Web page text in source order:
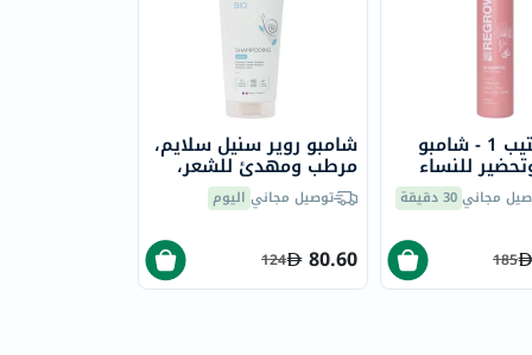
شامبو روير سنيل سلايم،
مرطب ومهدئ للشعر،
200 ملتوصيل مجاني اليوم
80.60
124
ريجرو ستيب 1 - شامبو
للنساء
مجاني30 دقيقة
185